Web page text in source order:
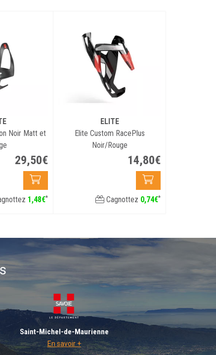
Noir Matt et
29,50€
1,48€*
ELITE
Elite Custom RacePlus
Noir/Rouge
14,80€
Cagnottez 0,74€*
Saint-Michel-de-Maurienne
En savoir +